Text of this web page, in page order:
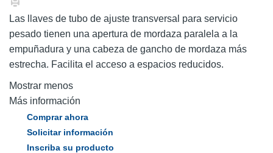
Las llaves de tubo de ajuste transversal para servicio
pesado tienen una apertura de mordaza paralela a la
empuñadura y una cabeza de gancho de mordaza más
estrecha. Facilita el acceso a espacios reducidos.
Mostrar menos
Más información
Comprar ahora
Solicitar información
Inscriba su producto